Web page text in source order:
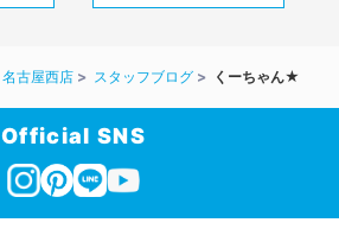
名古屋西店 スタッフブログ くーちゃん★
Official SNS